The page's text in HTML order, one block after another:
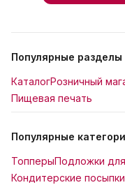
Популярные разделы
КаталогРозничный
Пищевая печать
Популярные
ТопперыПодложки
Кондитерские посыпки